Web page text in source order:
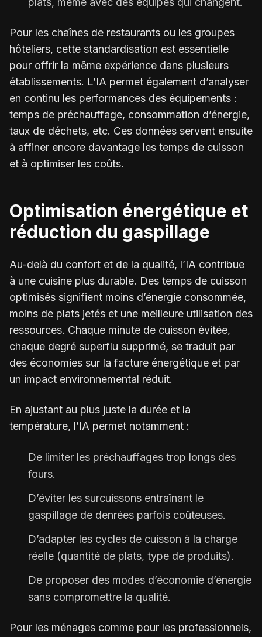
Pour les chaînes de restaurants ou les groupes
hôteliers, cette standardisation est essentielle
pour offrir la même expérience dans plusieurs
établissements. L’IA permet également d’analyser
en continu les performances des équipements :
temps de préchauffage, consommation d’énergie,
taux de déchets, etc. Ces données servent ensuite
à affiner encore davantage les temps de cuisson
et à optimiser les coûts.
Optimisation énergétique et
réduction du gaspillage
Au-delà du confort et de la qualité, l’IA contribue
à une cuisine plus durable. Des temps de cuisson
optimisés signifient moins d’énergie consommée,
moins de plats jetés et une meilleure utilisation des
ressources. Chaque minute de cuisson évitée,
chaque degré superflu supprimé, se traduit par
des économies sur la facture énergétique et par
un impact environnemental réduit.
En ajustant au plus juste la durée et la
température, l’IA permet notamment :
De limiter les préchauffages trop longs des
fours.
D’éviter les surcuissons entraînant le
gaspillage de denrées parfois coûteuses.
D’adapter les cycles de cuisson à la charge
réelle (quantité de plats, type de produits).
De proposer des modes d’économie d’énergie
sans compromettre la qualité.
Pour les ménages comme pour les professionnels,